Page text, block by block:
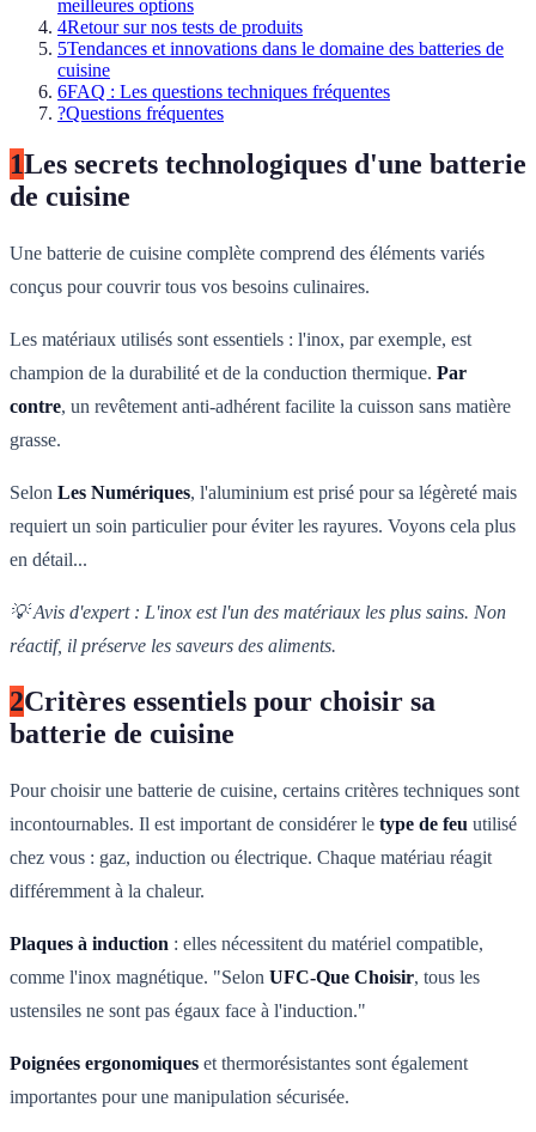
meilleures options
4Retour sur nos tests de produits
5Tendances et innovations dans le domaine des batteries de
cuisine
6FAQ : Les questions techniques fréquentes
?Questions fréquentes
1Les secrets technologiques d'une batterie
de cuisine
Une batterie de cuisine complète comprend des éléments variés
conçus pour couvrir tous vos besoins culinaires.
Les matériaux utilisés sont essentiels : l'inox, par exemple, est
champion de la durabilité et de la conduction thermique. Par
contre, un revêtement anti-adhérent facilite la cuisson sans matière
grasse.
Selon Les Numériques, l'aluminium est prisé pour sa légèreté mais
requiert un soin particulier pour éviter les rayures. Voyons cela plus
en détail...
💡 Avis d'expert : L'inox est l'un des matériaux les plus sains. Non
réactif, il préserve les saveurs des aliments.
2Critères essentiels pour choisir sa
batterie de cuisine
Pour choisir une batterie de cuisine, certains critères techniques sont
incontournables. Il est important de considérer le type de feu utilisé
chez vous : gaz, induction ou électrique. Chaque matériau réagit
différemment à la chaleur.
Plaques à induction : elles nécessitent du matériel compatible,
comme l'inox magnétique. "Selon UFC-Que Choisir, tous les
ustensiles ne sont pas égaux face à l'induction."
Poignées ergonomiques et thermorésistantes sont également
importantes pour une manipulation sécurisée.